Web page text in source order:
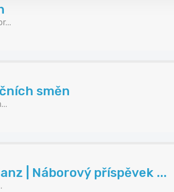
směn
| Náborový příspěvek ...